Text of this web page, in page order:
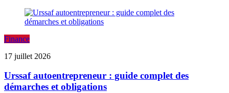
Finance
17 juillet 2026
Urssaf autoentrepreneur : guide complet des
démarches et obligations